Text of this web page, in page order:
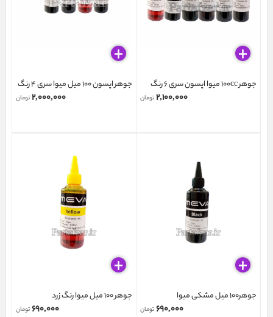
جوهر 100cc میوا اپسون سری 6 رنگ
۲,۱۰۰,۰۰۰تومان
جوهر اپسون 100 میل میوا سری 4 رنگ
۲,۰۰۰,۰۰۰تومان
جوهر100 میل مشکی میوا
۶۹۰,۰۰۰تومان
جوهر 100 میل میوا رنگ زرد
۶۹۰,۰۰۰تومان